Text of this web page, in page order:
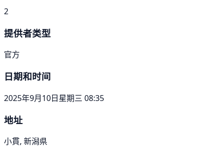
2
提供者类型
官方
日期和时间
2025年9月10日星期三 08:35
地址
小貫, 新潟県